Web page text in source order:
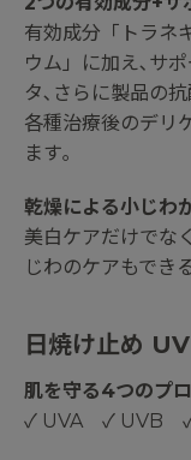
有効成分「トラネ
ウム」に加え､サ
タ､さらに製品の
各種治療後のデリ
ます｡
乾燥による小じわ
美白ケアだけでな
じわのケアもでき
日焼け止め
肌を守る4つのプ
✓ UVA ✓ UVB ✓